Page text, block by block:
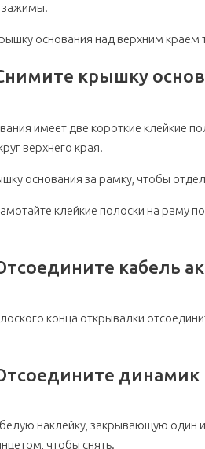
зажимы.
основания над верхним краем
крышку
имеет две короткие клейкие
верхнего края.
основания за рамку, чтобы
клейкие полоски на раму
кабель
конца открывалки
динамик
наклейку, закрывающую один
чтобы снять.